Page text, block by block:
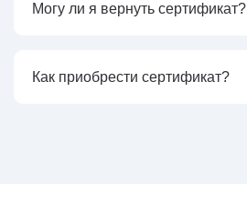
Могу ли я вернуть сертификат?
Как приобрести сертификат?